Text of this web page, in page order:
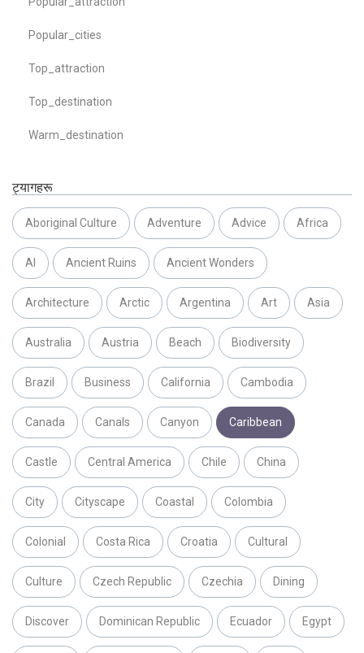
Popular_cities
Top_attraction
Top_destination
Warm_destination
ट्यागहरू
Aboriginal Culture Adventure Advice Africa
AI Ancient Ruins Ancient Wonders
Architecture Arctic Argentina Art Asia
Australia Austria Beach Biodiversity
Brazil Business California Cambodia
Canada Canals Canyon Caribbean
Castle Central America Chile China
City Cityscape Coastal Colombia
Colonial Costa Rica Croatia Cultural
Culture Czech Republic Czechia Dining
Discover Dominican Republic Ecuador Egypt